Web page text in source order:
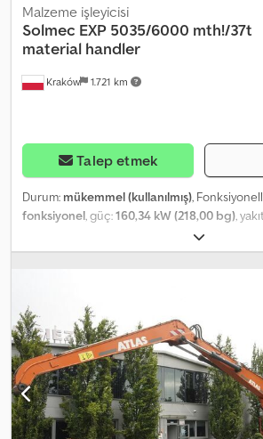
Kraków 1.721 km
Malzeme i̇şleyi̇ci̇si̇
Solmec EXP 5035/6000 mth!/37t
material handler
Talep etmek
Durum: mükemmel (kullanılmış),
fonksiyonel, güç:160,34 kW (218,00 bg),
, Üretim yılı:
6.000 h, Donanım:her tahrikli, kabin,
Yükleyici / 6000 MTH / 37 t Yıl: 2017 Çalışma
36.600 kg 4 adet denge ayağı 2 adet sürüş
pençeleri Djdpjzrf D Ajfx Ankjck Merkezi
hidrolik bağlantılar Yandan eğimli denge
kabin Klima Radyo Aşırı yük sensörü İlk
%100 kazasız, bakımlı, kullanıma hazır
durumda Makine, tam dokümantasyon,
sertifikalara sahiptir